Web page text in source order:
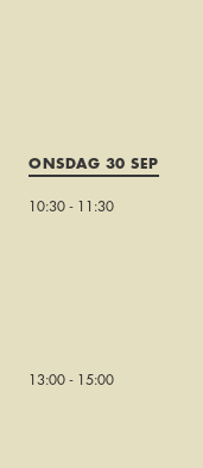
ONSDAG 30 SEP
10:30 - 11:30
13:00 - 15:00